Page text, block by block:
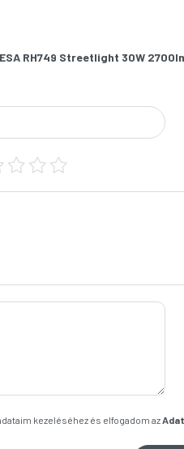
RH749 Streetlight 30W
kezeléséhez és elfogadom az